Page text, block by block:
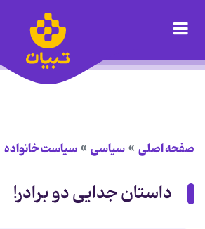
صفحه اصلی سیاسی سیاست خانواده
داستان جدايی دو برادر!